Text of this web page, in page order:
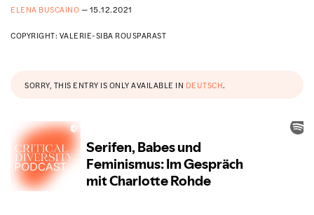
ELENA BUSCAINO— 15.12.2021
COPYRIGHT: VALERIE-SIBA ROUSPARAST
SORRY, THIS ENTRY IS ONLY AVAILABLE IN DEUTSCH.